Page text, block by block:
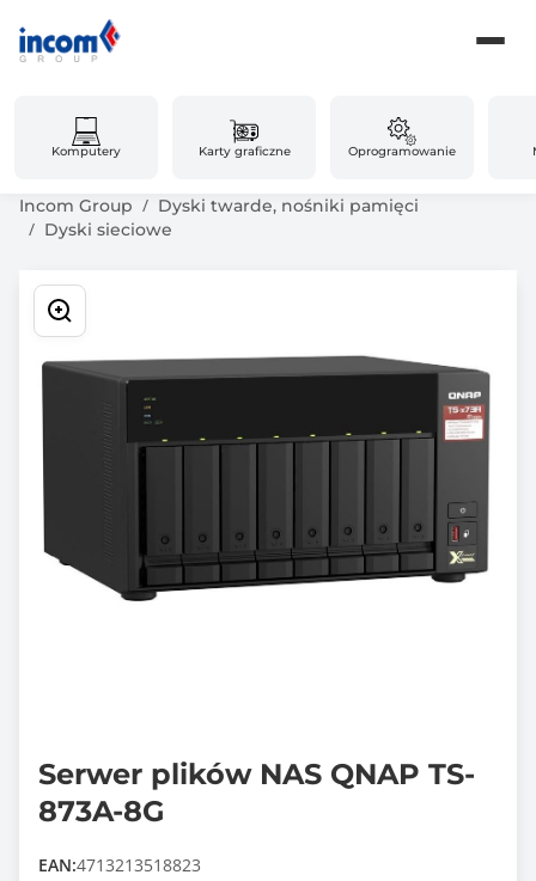
Komputery Karty graficzne Oprogramowanie
Incom Group
Dyski twarde, nośniki pamięci
Dyski sieciowe
Serwer plików NAS QNAP TS-
873A-8G
EAN:4713213518823